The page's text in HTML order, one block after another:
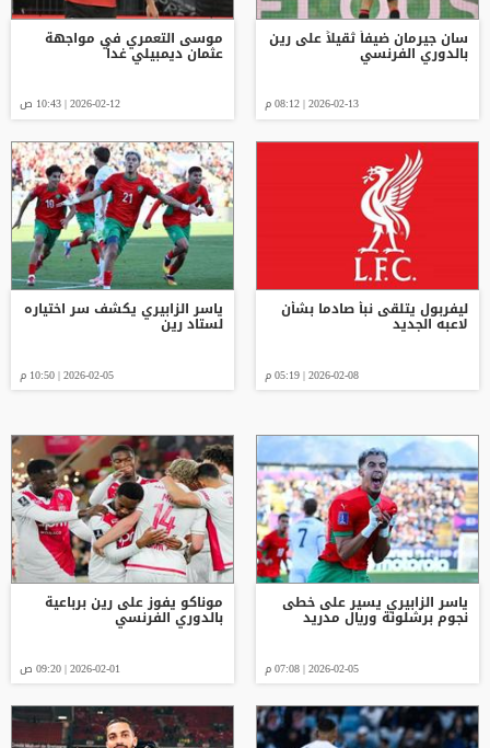
سان جيرمان ضيفاً ثقيلاً على رين
بالدوري الفرنسي
2026-02-13 | 08:12 م
موسى التعمري في مواجهة
عثمان ديمبيلي غداً
2026-02-12 | 10:43 ص
ليفربول يتلقى نبأ صادما بشأن
لاعبه الجديد
2026-02-08 | 05:19 م
ياسر الزابيري يكشف سر اختياره
لستاد رين
2026-02-05 | 10:50 م
ياسر الزابيري يسير على خطى
نجوم برشلونة وريال مدريد
2026-02-05 | 07:08 م
موناكو يفوز على رين برباعية
بالدوري الفرنسي
2026-02-01 | 09:20 ص